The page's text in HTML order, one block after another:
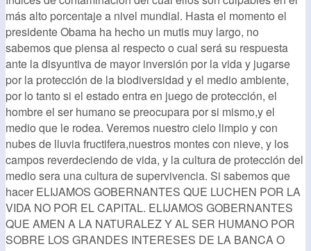
más alto porcentaje a nivel mundial. Hasta el momento el
presidente Obama ha hecho un mutis muy largo, no
sabemos que piensa al respecto o cual será su respuesta
ante la disyuntiva de mayor inversión por la vida y jugarse
por la protección de la biodiversidad y el medio ambiente,
por lo tanto si el estado entra en juego de protección, el
hombre el ser humano se preocupara por si mismo,y el
medio que le rodea. Veremos nuestro cielo limpio y con
nubes de lluvia fructifera,nuestros montes con nieve, y los
campos reverdeciendo de vida, y la cultura de protección del
medio sera una cultura de supervivencia. Si sabemos que
hacer ELIJAMOS GOBERNANTES QUE LUCHEN POR LA
VIDA NO POR EL CAPITAL. ELIJAMOS GOBERNANTES
QUE AMEN A LA NATURALEZ Y AL SER HUMANO POR
SOBRE LOS GRANDES INTERESES DE LA BANCA O